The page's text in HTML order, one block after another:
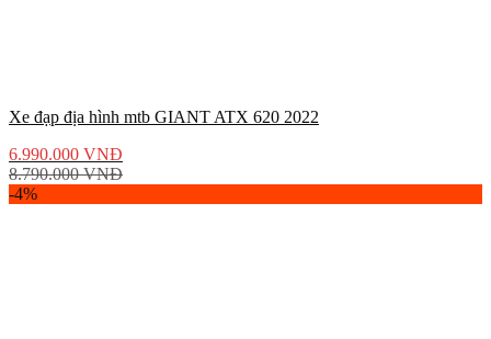
Xe đạp địa hình mtb GIANT ATX 620 2022
6.990.000 VNĐ
8.790.000VNĐ
-4%